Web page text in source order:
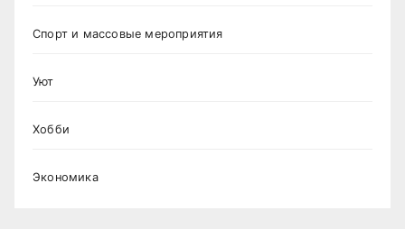
Спорт и массовые мероприятия
Уют
Хобби
Экономика